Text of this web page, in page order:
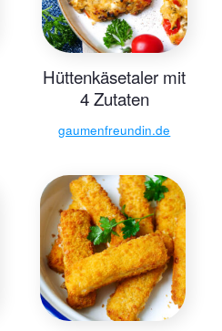
Hüttenkäsetaler mit
4 Zutaten
gaumenfreundin.de